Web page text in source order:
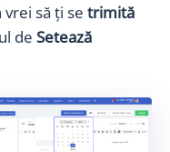
vrei să ți se trimită
de Setează